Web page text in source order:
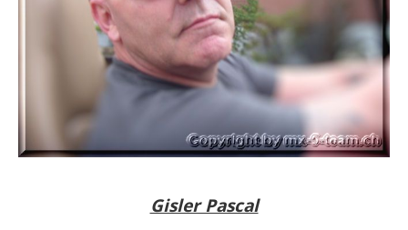
Gisler Pascal